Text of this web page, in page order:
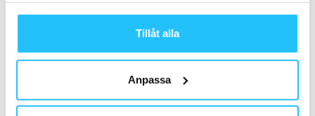
Tillåt alla
Anpassa
LjudBang
Carolina Klüft, Generation Pep